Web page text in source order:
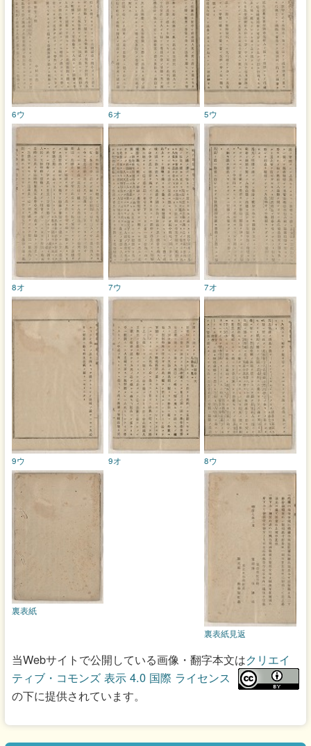
5ウ
6オ
6ウ
7オ
7ウ
8オ
8ウ
9オ
9ウ
裏表紙見返
裏表紙
当Webサイトで公開している画像・翻字本文はクリエイ
ティブ・コモンズ 表示 4.0 国際 ライセンス
の下に提供されています。